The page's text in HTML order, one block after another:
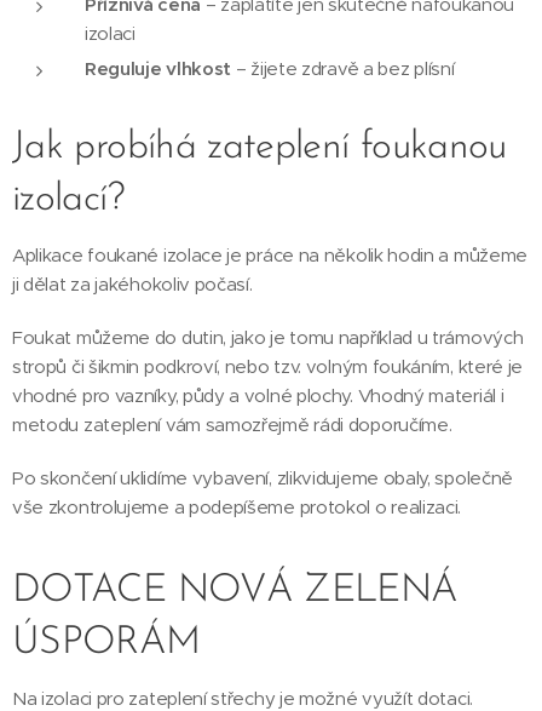
izolaci
Reguluje vlhkost – žijete zdravě a bez plísní
Jak probíhá zateplení foukanou
izolací?
Aplikace foukané izolace je práce na několik hodin a můžeme
ji dělat za jakéhokoliv počasí.
Foukat můžeme do dutin, jako je tomu například u trámových
stropů či šikmin podkroví, nebo tzv. volným foukáním, které je
vhodné pro vazníky, půdy a volné plochy. Vhodný materiál i
metodu zateplení vám samozřejmě rádi doporučíme.
Po skončení uklidíme vybavení, zlikvidujeme obaly, společně
vše zkontrolujeme a podepíšeme protokol o realizaci.
DOTACE NOVÁ ZELENÁ
ÚSPORÁM
Na izolaci pro zateplení střechy je možné využít dotaci.